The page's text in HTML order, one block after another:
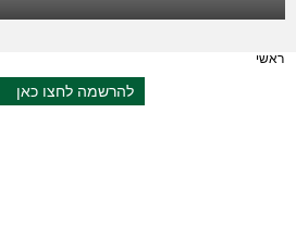
ראשי
להרשמה לחצו כאן